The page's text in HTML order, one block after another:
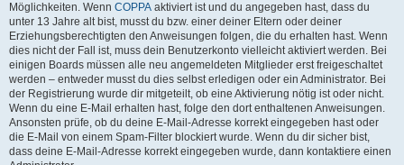
Möglichkeiten. Wenn COPPA aktiviert ist und du angegeben hast, dass du
unter 13 Jahre alt bist, musst du bzw. einer deiner Eltern oder deiner
Erziehungsberechtigten den Anweisungen folgen, die du erhalten hast. Wenn
dies nicht der Fall ist, muss dein Benutzerkonto vielleicht aktiviert werden. Bei
einigen Boards müssen alle neu angemeldeten Mitglieder erst freigeschaltet
werden – entweder musst du dies selbst erledigen oder ein Administrator. Bei
der Registrierung wurde dir mitgeteilt, ob eine Aktivierung nötig ist oder nicht.
Wenn du eine E-Mail erhalten hast, folge den dort enthaltenen Anweisungen.
Ansonsten prüfe, ob du deine E-Mail-Adresse korrekt eingegeben hast oder
die E-Mail von einem Spam-Filter blockiert wurde. Wenn du dir sicher bist,
dass deine E-Mail-Adresse korrekt eingegeben wurde, dann kontaktiere einen